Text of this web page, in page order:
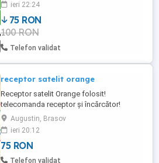
ieri 22:24
75 RON
100 RON
Telefon validat
receptor satelit orange
Receptor satelit Orange folosit!
telecomanda receptor și încărcător!
Augustin, Brasov
ieri 20:12
75 RON
Telefon validat